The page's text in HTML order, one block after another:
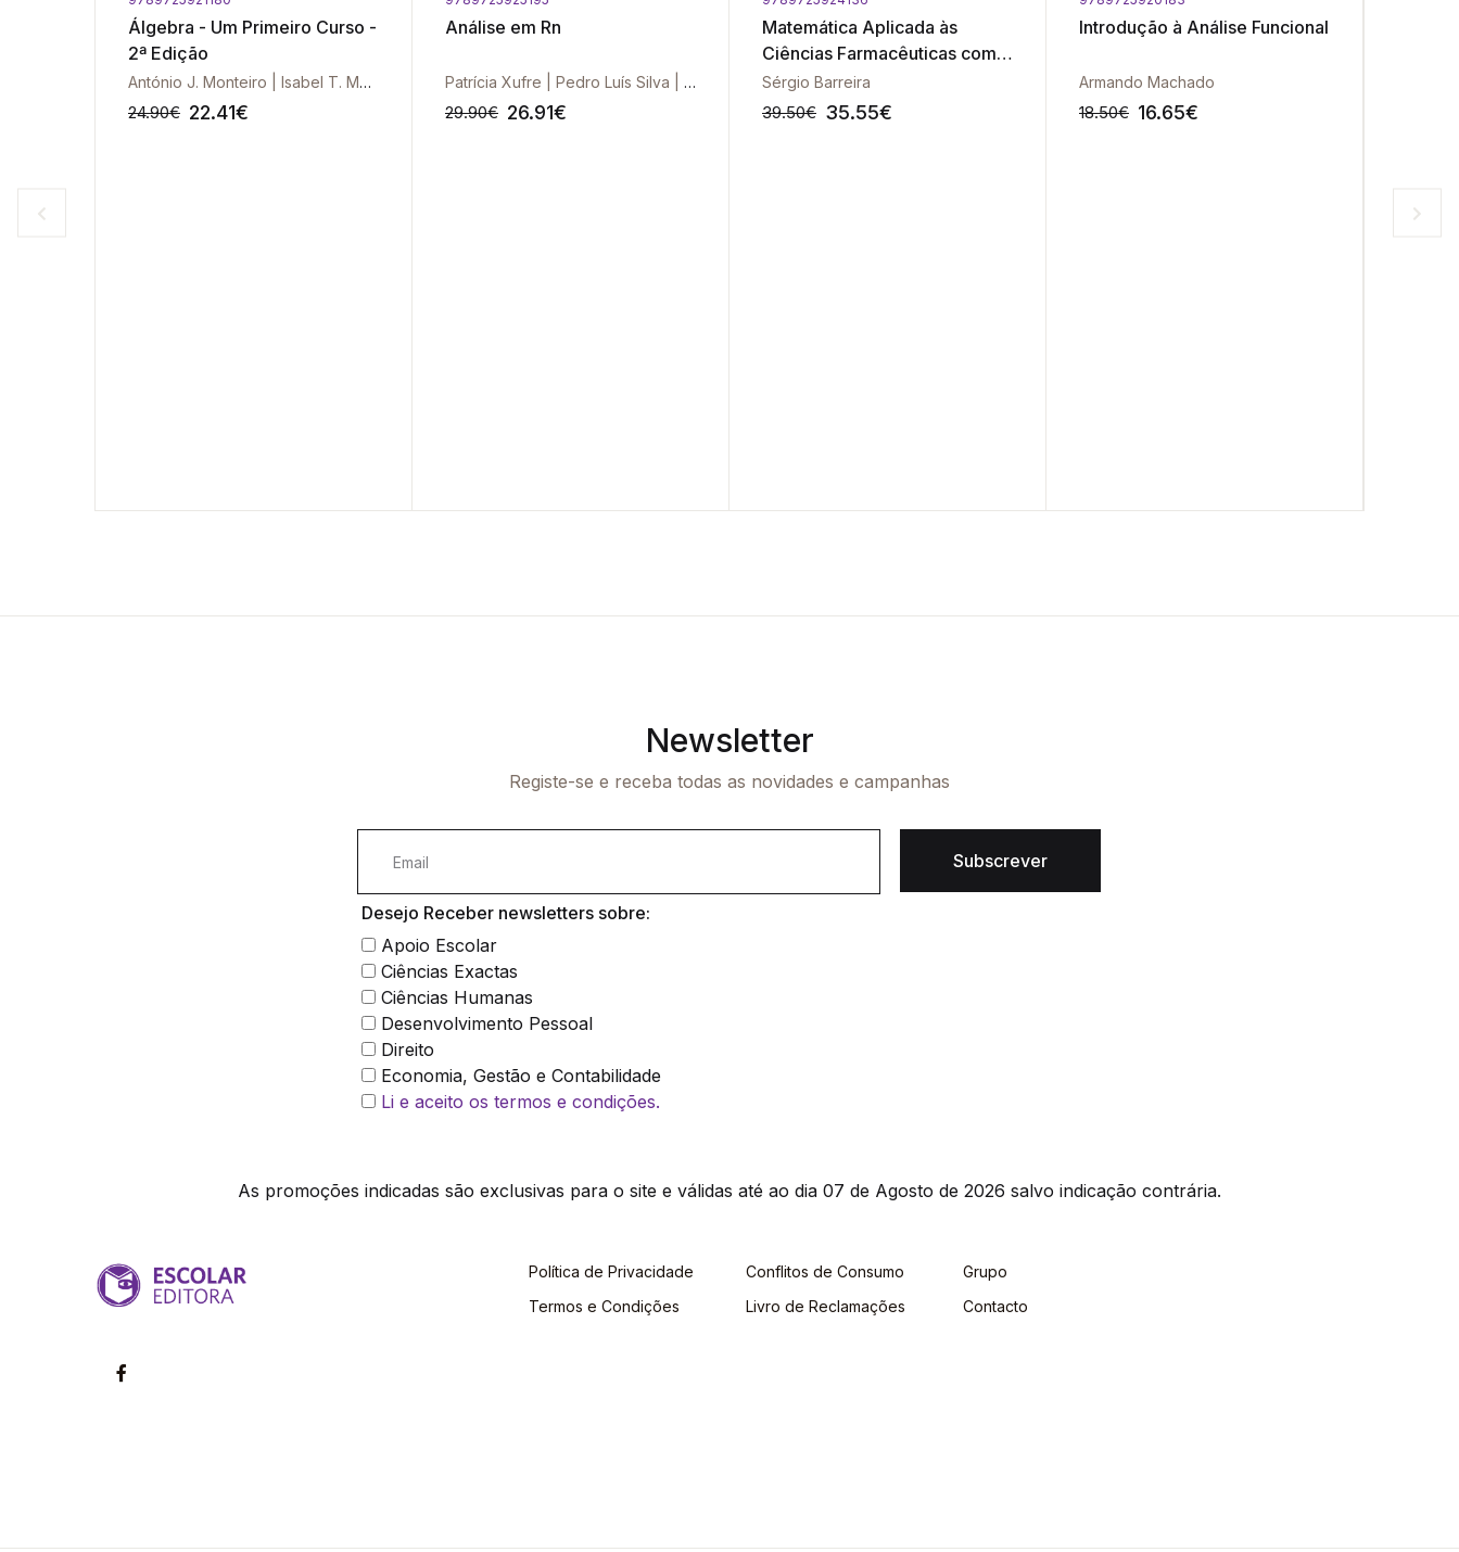
Álgebra - Um Primeiro Curso -
2ª Edição
António J. Monteiro | Isabel T. Matos
24.90€ 22.41€
Análise em Rn
Patrícia Xufre | Pedro Luís Silva | Diogo Mendes
29.90€ 26.91€
Matemática Aplicada às
Ciências Farmacêuticas com
Excel - Vol. II
Sérgio Barreira
39.50€ 35.55€
Introdução à Análise Funcional
Armando Machado
18.50€ 16.65€
Newsletter
Registe-se e receba todas as novidades e campanhas
Subscrever
Desejo Receber newsletters sobre:
Apoio Escolar
Ciências Exactas
Ciências Humanas
Desenvolvimento Pessoal
Direito
Economia, Gestão e Contabilidade
Li e aceito os termos e condições.
As promoções indicadas são exclusivas para o site e válidas até ao dia 07 de Agosto de 2026 salvo indicação contrária.
Política de Privacidade
Termos e Condições
Conflitos de Consumo
Livro de Reclamações
Grupo
Contacto